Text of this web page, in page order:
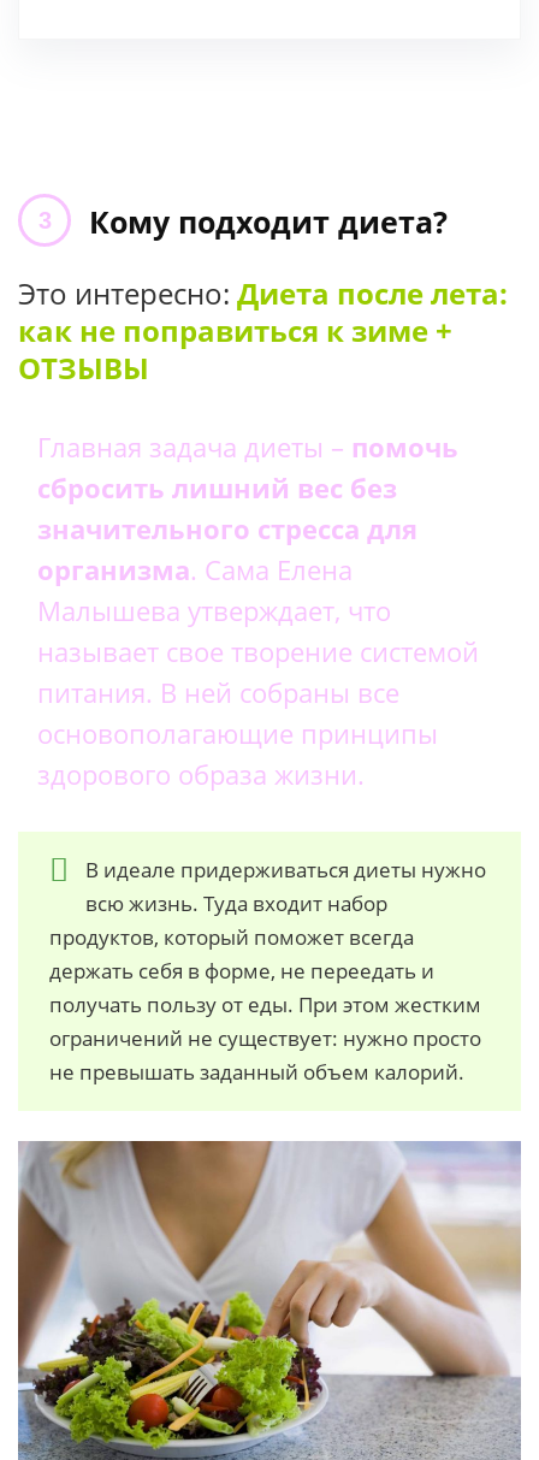
Кому подходит диета?
Это интересно: Диета после лета:
как не поправиться к зиме +
ОТЗЫВЫ
Главная задача диеты – помочь
сбросить лишний вес без
значительного стресса для
организма. Сама Елена
Малышева утверждает, что
называет свое творение системой
питания. В ней собраны все
основополагающие принципы
здорового образа жизни.
В идеале придерживаться диеты нужно
всю жизнь. Туда входит набор
продуктов, который поможет всегда
держать себя в форме, не переедать и
получать пользу от еды. При этом жестким
ограничений не существует: нужно просто
не превышать заданный объем калорий.